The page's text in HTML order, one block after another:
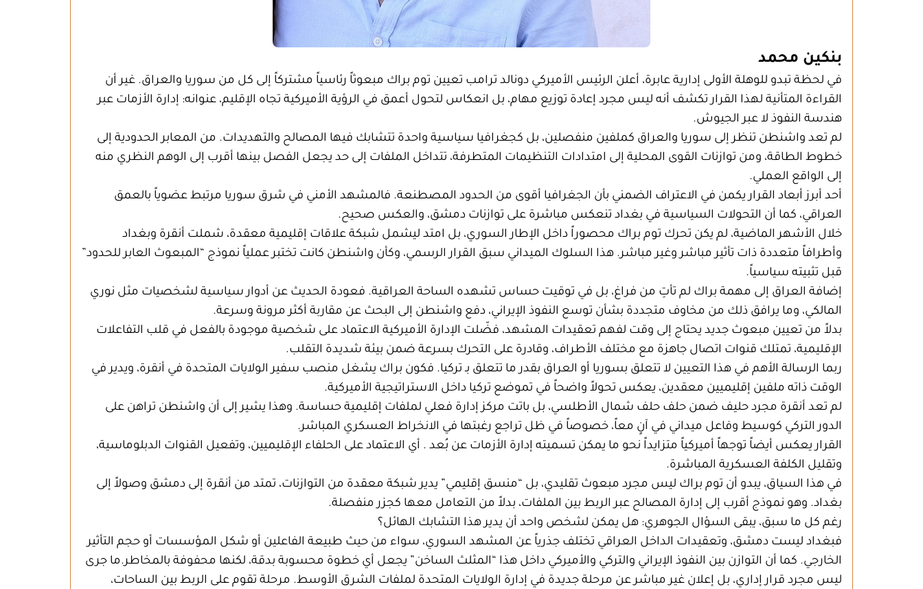
بنكين محمد
في لحظة تبدو للوهلة الأولى إدارية عابرة، أعلن الرئيس الأميركي دونالد ترامب تعيين توم براك مبعوثاً رئاسياً مشتركاً إلى كل من سوريا والعراق. غير أن
القراءة المتأنية لهذا القرار تكشف أنه ليس مجرد إعادة توزيع مهام، بل انعكاس لتحول أعمق في الرؤية الأميركية تجاه الإقليم، عنوانه: إدارة الأزمات عبر
هندسة النفوذ لا عبر الجيوش.
لم تعد واشنطن تنظر إلى سوريا والعراق كملفين منفصلين، بل كجغرافيا سياسية واحدة تتشابك فيها المصالح والتهديدات. من المعابر الحدودية إلى
خطوط الطاقة، ومن توازنات القوى المحلية إلى امتدادات التنظيمات المتطرفة، تتداخل الملفات إلى حد يجعل الفصل بينها أقرب إلى الوهم النظري منه
إلى الواقع العملي.
أحد أبرز أبعاد القرار يكمن في الاعتراف الضمني بأن الجغرافيا أقوى من الحدود المصطنعة. فالمشهد الأمني في شرق سوريا مرتبط عضوياً بالعمق
العراقي، كما أن التحولات السياسية في بغداد تنعكس مباشرة على توازنات دمشق، والعكس صحيح.
خلال الأشهر الماضية، لم يكن تحرك توم براك محصوراً داخل الإطار السوري، بل امتد ليشمل شبكة علاقات إقليمية معقدة، شملت أنقرة وبغداد
وأطرافاً متعددة ذات تأثير مباشر وغير مباشر. هذا السلوك الميداني سبق القرار الرسمي، وكأن واشنطن كانت تختبر عملياً نموذج “المبعوث العابر للحدود”
قبل تثبيته سياسياً.
إضافة العراق إلى مهمة براك لم تأتِ من فراغ، بل في توقيت حساس تشهده الساحة العراقية. فعودة الحديث عن أدوار سياسية لشخصيات مثل نوري
المالكي، وما يرافق ذلك من مخاوف متجددة بشأن توسع النفوذ الإيراني، دفع واشنطن إلى البحث عن مقاربة أكثر مرونة وسرعة.
بدلاً من تعيين مبعوث جديد يحتاج إلى وقت لفهم تعقيدات المشهد، فضّلت الإدارة الأميركية الاعتماد على شخصية موجودة بالفعل في قلب التفاعلات
الإقليمية، تمتلك قنوات اتصال جاهزة مع مختلف الأطراف، وقادرة على التحرك بسرعة ضمن بيئة شديدة التقلب.
ربما الرسالة الأهم في هذا التعيين لا تتعلق بسوريا أو العراق بقدر ما تتعلق بـ تركيا. فكون براك يشغل منصب سفير الولايات المتحدة في أنقرة، ويدير في
الوقت ذاته ملفين إقليميين معقدين، يعكس تحولاً واضحاً في تموضع تركيا داخل الاستراتيجية الأميركية.
لم تعد أنقرة مجرد حليف ضمن حلف حلف شمال الأطلسي، بل باتت مركز إدارة فعلي لملفات إقليمية حساسة. وهذا يشير إلى أن واشنطن تراهن على
الدور التركي كوسيط وفاعل ميداني في آنٍ معاً، خصوصاً في ظل تراجع رغبتها في الانخراط العسكري المباشر.
القرار يعكس أيضاً توجهاً أميركياً متزايداً نحو ما يمكن تسميته إدارة الأزمات عن بُعد . أي الاعتماد على الحلفاء الإقليميين، وتفعيل القنوات الدبلوماسية،
وتقليل الكلفة العسكرية المباشرة.
في هذا السياق، يبدو أن توم براك ليس مجرد مبعوث تقليدي، بل “منسق إقليمي” يدير شبكة معقدة من التوازنات، تمتد من أنقرة إلى دمشق وصولاً إلى
بغداد. وهو نموذج أقرب إلى إدارة المصالح عبر الربط بين الملفات، بدلاً من التعامل معها كجزر منفصلة.
رغم كل ما سبق، يبقى السؤال الجوهري: هل يمكن لشخص واحد أن يدير هذا التشابك الهائل؟
فبغداد ليست دمشق، وتعقيدات الداخل العراقي تختلف جذرياً عن المشهد السوري، سواء من حيث طبيعة الفاعلين أو شكل المؤسسات أو حجم التأثير
الخارجي. كما أن التوازن بين النفوذ الإيراني والتركي والأميركي داخل هذا “المثلث الساخن” يجعل أي خطوة محسوبة بدقة، لكنها محفوفة بالمخاطر.ما جرى
ليس مجرد قرار إداري، بل إعلان غير مباشر عن مرحلة جديدة في إدارة الولايات المتحدة لملفات الشرق الأوسط. مرحلة تقوم على الربط بين الساحات،